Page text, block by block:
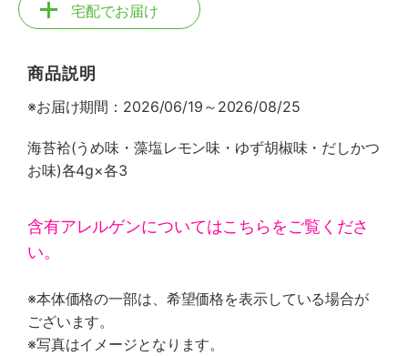
宅配でお届け
商品説明
※お届け期間：2026/06/19～2026/08/25
海苔袷(うめ味・藻塩レモン味・ゆず胡椒味・だしかつ
お味)各4g×各3
含有アレルゲンについてはこちらをご覧くださ
い。
※本体価格の一部は、希望価格を表示している場合が
ございます。
※写真はイメージとなります。